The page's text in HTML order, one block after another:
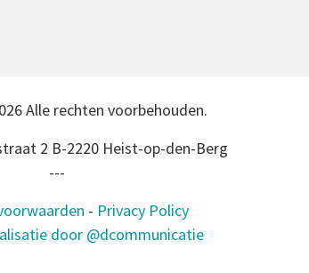
Alle rechten voorbehouden.
2 B-2220 Heist-op-den-Berg
---
- Privacy Policy
door @dcommunicatie